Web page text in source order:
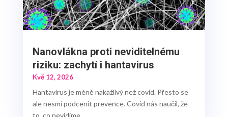
Nanovlákna proti neviditelnému
riziku: zachytí i hantavirus
Kvě 12, 2026
Hantavirus je méně nakažlivý než covid. Přesto se
ale nesmí podcenit prevence. Covid nás naučil, že
to, co nevidíme,...